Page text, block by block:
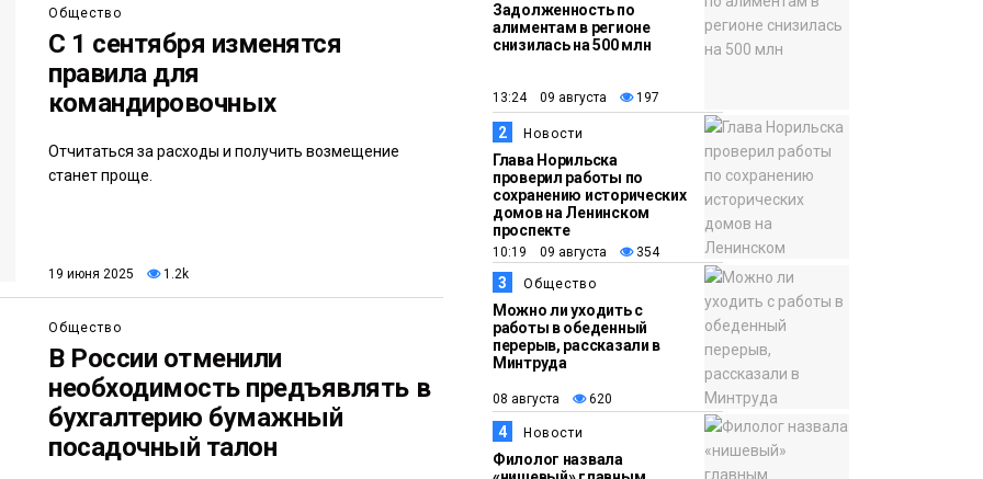
Общество
С 1 сентября изменятся
правила для
командировочных
Отчитаться за расходы и получить возмещение
станет проще.
19 июня 2025 1.2k
Общество
В России отменили
необходимость предъявлять в
бухгалтерию бумажный
посадочный талон
Задолженность по
алиментам в регионе
снизилась на 500 млн
13:24 09 августа 197
2 Новости
Глава Норильска
проверил работы по
сохранению исторических
домов на Ленинском
проспекте
10:19 09 августа 354
3 Общество
Можно ли уходить с
работы в обеденный
перерыв, рассказали в
Минтруда
08 августа 620
4 Новости
Филолог назвала